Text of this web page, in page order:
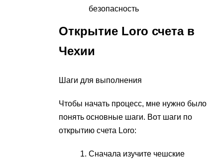
безопасность
Открытие Loro счета в
Чехии
Шаги для выполнения
Чтобы начать процесс, мне нужно было
понять основные шаги. Вот шаги по
открытию счета Loro:
Сначала изучите чешские